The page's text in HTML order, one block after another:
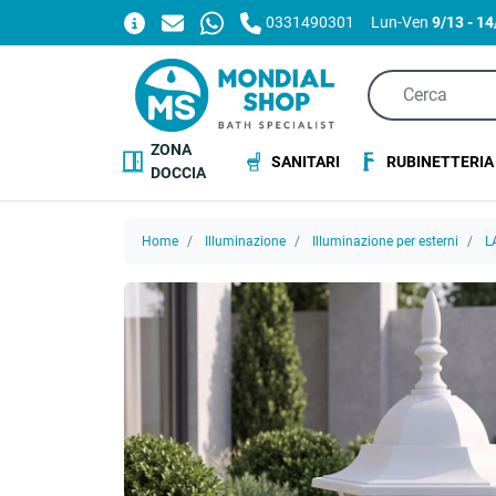
0331490301 Lun-Ven9/13 -
ZONA
DOCCIA
SANITARI RUBINETTERIA
Home Illuminazione Illuminazione per esterni